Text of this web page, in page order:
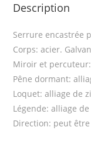
Description
Serrure encastrée
Corps: acier.
Miroir et
Pêne dormant:
Loquet: alliage de
Légende: alliage
Direction: peut